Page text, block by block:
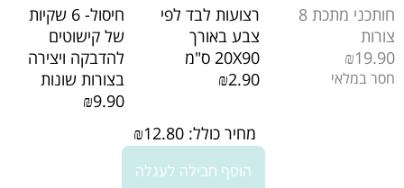
חותכני מתכת 8
צורות
₪19.90
חסר במלאי
רצועות לבד לפי
צבע באורך
20X90 ס"מ
₪2.90
חיסול- 6 שקיות
של קישוטים
להדבקה ויצירה
בצורות שונות
₪9.90
מחיר כולל:
₪12.80
הוסף חבילה לעגלה